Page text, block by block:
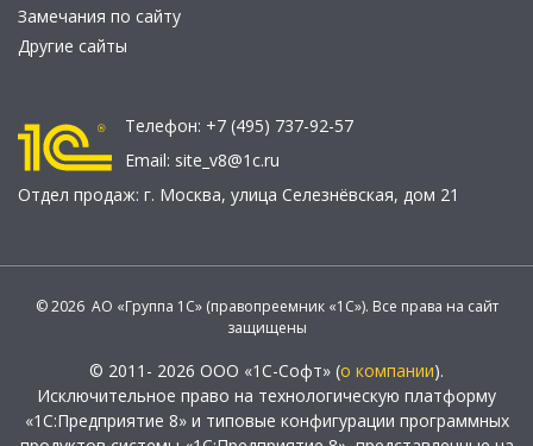
Замечания по сайту
Другие сайты
Телефон: +7 (495) 737-92-57
Email: site_v8@1c.ru
Отдел продаж: г. Москва, улица Селезнёвская, дом 21
© 2026 АО «Группа 1С» (правопреемник «1С»). Все права на сайт
защищены
© 2011- 2026 ООО «1С-Софт» (о компании).
Исключительное право на технологическую платформу
«1С:Предприятие 8» и типовые конфигурации программных